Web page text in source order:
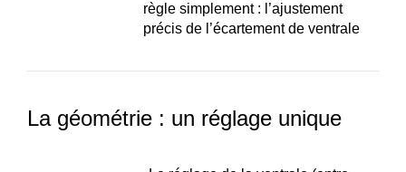
règle simplement : l’ajustement
précis de l’écartement de ventrale
La géométrie : un réglage unique